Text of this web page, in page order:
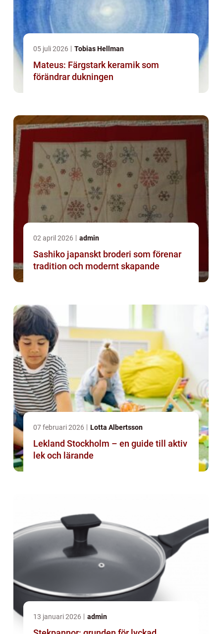
05 juli 2026 Tobias Hellman
Mateus: Färgstark keramik som
förändrar dukningen
02 april 2026 admin
Sashiko japanskt broderi som förenar
tradition och modernt skapande
07 februari 2026 Lotta Albertsson
Lekland Stockholm – en guide till aktiv
lek och lärande
13 januari 2026 admin